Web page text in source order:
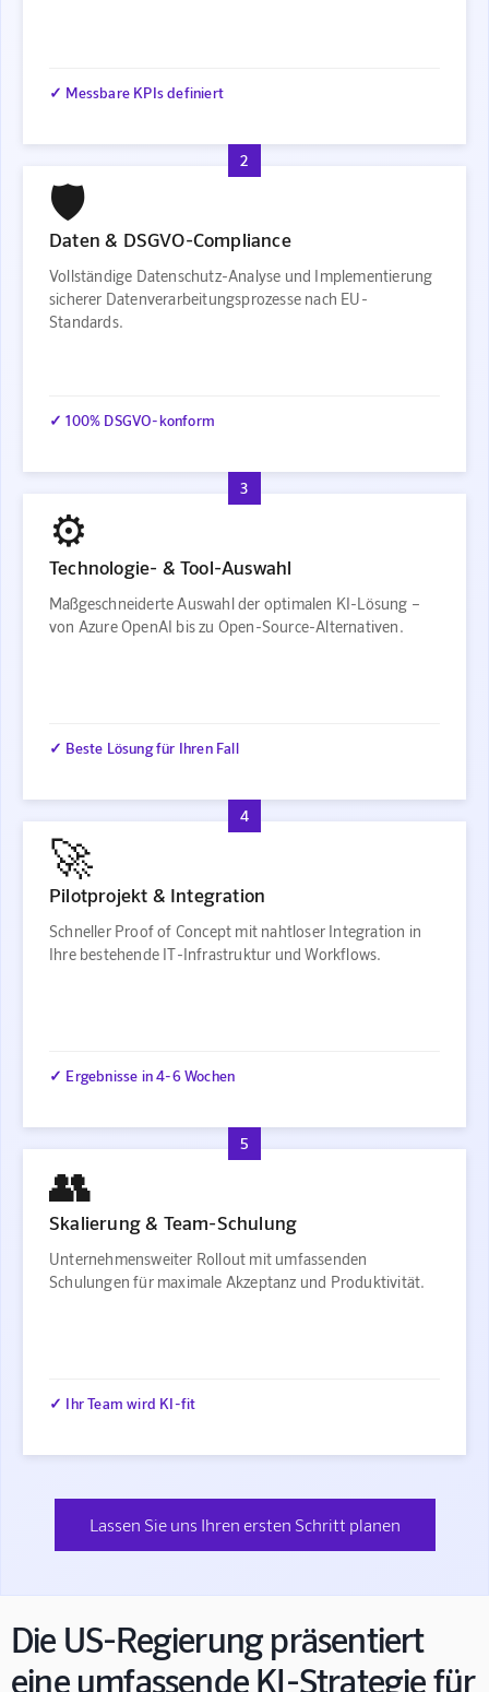
✓ Messbare KPIs definiert
2
🛡️
Daten & DSGVO-Compliance
Vollständige Datenschutz-Analyse und Implementierung
sicherer Datenverarbeitungsprozesse nach EU-
Standards.
✓ 100% DSGVO-konform
3
⚙️
Technologie- & Tool-Auswahl
Maßgeschneiderte Auswahl der optimalen KI-Lösung –
von Azure OpenAI bis zu Open-Source-Alternativen.
✓ Beste Lösung für Ihren Fall
4
🚀
Pilotprojekt & Integration
Schneller Proof of Concept mit nahtloser Integration in
Ihre bestehende IT-Infrastruktur und Workflows.
✓ Ergebnisse in 4-6 Wochen
5
👥
Skalierung & Team-Schulung
Unternehmensweiter Rollout mit umfassenden
Schulungen für maximale Akzeptanz und Produktivität.
✓ Ihr Team wird KI-fit
Lassen Sie uns Ihren ersten Schritt planen
Die US-Regierung präsentiert
eine umfassende KI-Strategie für